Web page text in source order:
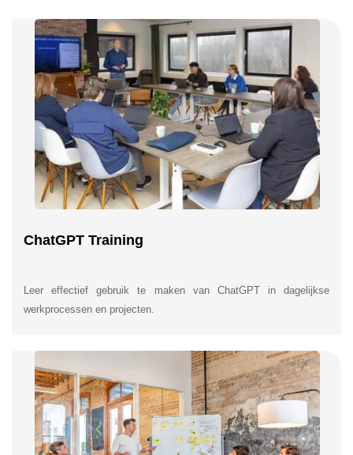
ChatGPT Training
Leer effectief gebruik te maken van ChatGPT in dagelijkse
werkprocessen en projecten.